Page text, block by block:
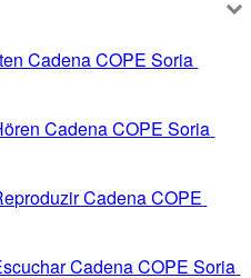
Cadena COPE Soria
Cadena COPE Soria
Cadena COPE
Cadena COPE Soria